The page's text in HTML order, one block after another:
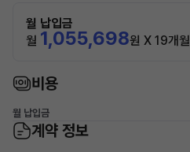
월 납입금
월 1,055,698원 X 19개월
비용
월 납입금
계약 정보